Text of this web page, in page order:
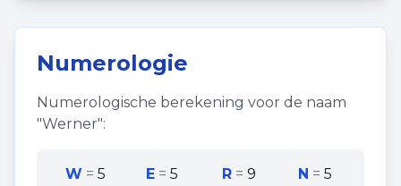
Numerologie
Numerologische berekening voor de naam
"Werner":
W =5 E =5 R= 9 N =5